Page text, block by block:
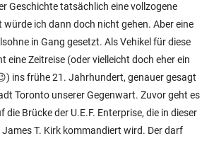
Geschichte tatsächlich eine vollzogene
ich dann doch nicht gehen. Aber eine
in Gang gesetzt. Als Vehikel für diese
eine Zeitreise (oder vielleicht doch eher ein
ins frühe 21. Jahrhundert, genauer gesagt
Toronto unserer Gegenwart. Zuvor geht es
die Brücke der U.E.F. Enterprise, die in dieser
T. Kirk kommandiert wird. Der darf